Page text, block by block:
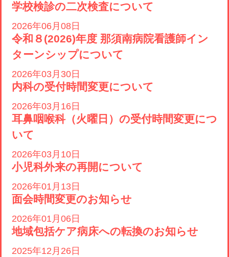
学校検診の二次検査について
2026年06月08日
令和８(2026)年度 那須南病院看護師イン
ターンシップについて
2026年03月30日
内科の受付時間変更について
2026年03月16日
耳鼻咽喉科（火曜日）の受付時間変更につ
いて
2026年03月10日
小児科外来の再開について
2026年01月13日
面会時間変更のお知らせ
2026年01月06日
地域包括ケア病床への転換のお知らせ
2025年12月26日